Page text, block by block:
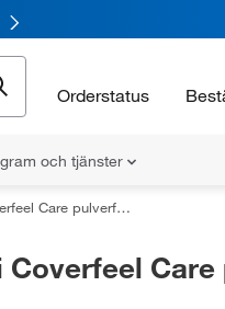
Orderstatus
och tjänster
pulverfri blå nitrilhandske
Coverfeel